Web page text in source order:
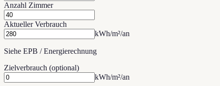
Anzahl Zimmer
Aktueller Verbrauch
kWh/m²/an
Siehe EPB / Energierechnung
Zielverbrauch (optional)
kWh/m²/an